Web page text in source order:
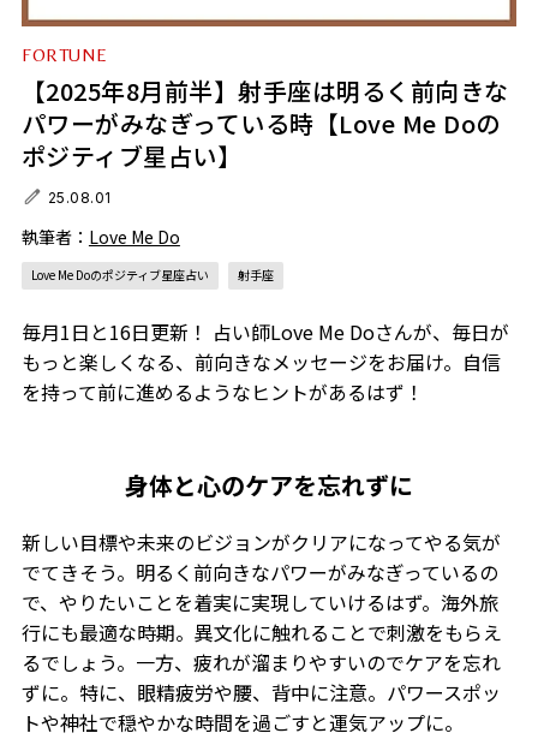
FORTUNE
【2025年8月前半】射手座は明るく前向きな
パワーがみなぎっている時【Love Me Doの
ポジティブ星占い】
25.08.01
執筆者： Love Me Do
Love Me Doのポジティブ星座占い 射手座
毎月1日と16日更新！ 占い師Love Me Doさんが、毎日が
もっと楽しくなる、前向きなメッセージをお届け。自信
を持って前に進めるようなヒントがあるはず！
身体と心のケアを忘れずに
新しい目標や未来のビジョンがクリアになってやる気が
でてきそう。明るく前向きなパワーがみなぎっているの
で、やりたいことを着実に実現していけるはず。海外旅
行にも最適な時期。異文化に触れることで刺激をもらえ
るでしょう。一方、疲れが溜まりやすいのでケアを忘れ
ずに。特に、眼精疲労や腰、背中に注意。パワースポッ
トや神社で穏やかな時間を過ごすと運気アップに。